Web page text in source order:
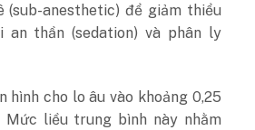
(sub-anesthetic) để giảm thiểu
thần (sedation) và phân ly
hình cho lo âu vào khoảng 0,25
Mức liều trung bình này nhằm